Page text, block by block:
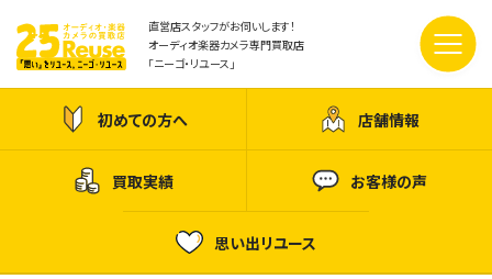
直営店スタッフがお伺いします！
オーディオ楽器カメラ専門買取店
「ニーゴ・リユース」
初めての方へ 店舗情報
買取実績 お客様の声
思い出リユース